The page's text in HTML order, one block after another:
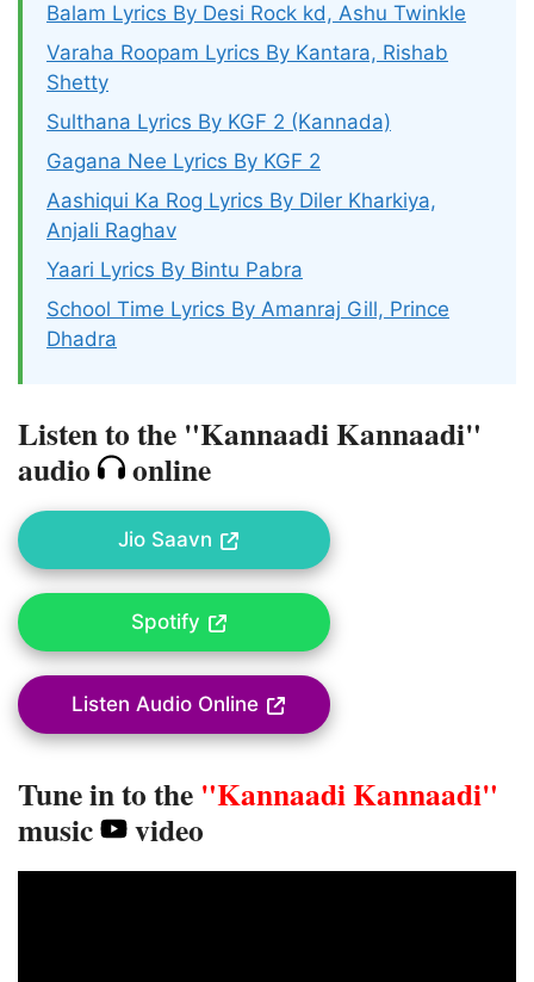
Balam Lyrics By Desi Rock kd, Ashu Twinkle
Varaha Roopam Lyrics By Kantara, Rishab
Shetty
Sulthana Lyrics By KGF 2 (Kannada)
Gagana Nee Lyrics By KGF 2
Aashiqui Ka Rog Lyrics By Diler Kharkiya,
Anjali Raghav
Yaari Lyrics By Bintu Pabra
School Time Lyrics By Amanraj Gill, Prince
Dhadra
Listen to the "Kannaadi Kannaadi"
audio online
Jio Saavn
Spotify
Listen Audio Online
Tune in to the "Kannaadi Kannaadi"
music video